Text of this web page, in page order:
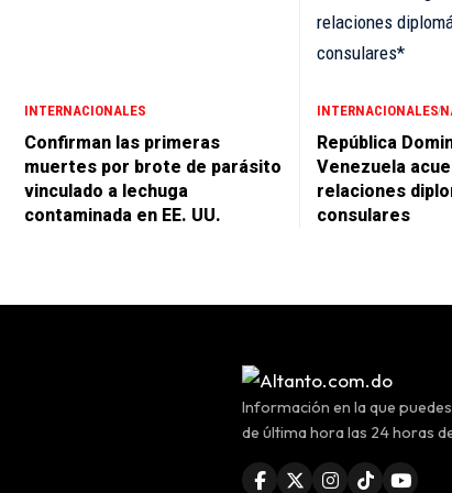
INTERNACIONALES
Confirman las primeras
muertes por brote de parásito
vinculado a lechuga
contaminada en EE. UU.
INTERNACIONALES
República
Venezuela
relaciones
consulares
Información en la que
de última hora las 24 horas